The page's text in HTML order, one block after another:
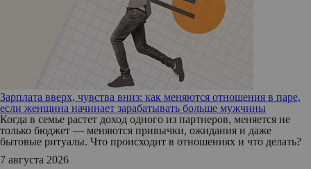
Зарплата вверх, чувства вниз: как меняются отношения в паре,
если женщина начинает зарабатывать больше мужчины
Когда в семье растет доход одного из партнеров, меняется не
только бюджет — меняются привычки, ожидания и даже
бытовые ритуалы. Что происходит в отношениях и что делать?
7 августа 2026